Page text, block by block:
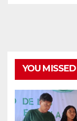
YOU MISSED